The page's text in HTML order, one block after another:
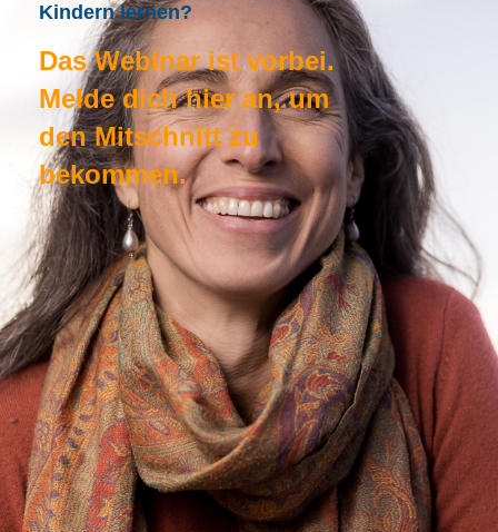
Das Webinar ist vorbei.
Melde dich hier an, um
den Mitschnitt zu
bekommen.
Kindern lernen?